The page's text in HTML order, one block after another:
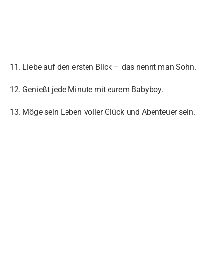
11. Liebe auf den ersten Blick – das nennt man Sohn.
12. Genießt jede Minute mit eurem Babyboy.
13. Möge sein Leben voller Glück und Abenteuer sein.